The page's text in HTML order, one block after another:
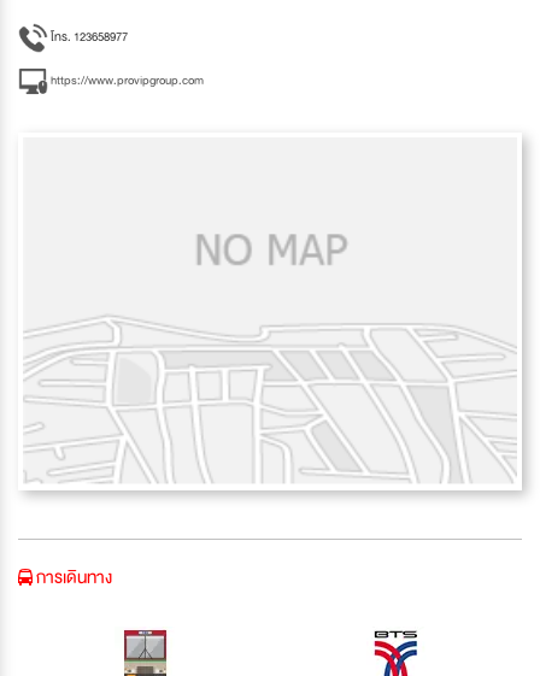
โทร. 123658977
https://www.provipgroup.com
การเดินทาง